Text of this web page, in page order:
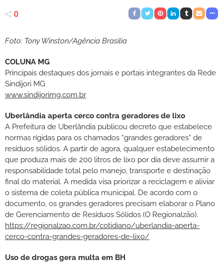
0
Foto: Tony Winston/Agência Brasília
COLUNA MG
Principais destaques dos jornais e portais integrantes da Rede
Sindijori MG
www.sindijorimg.com.br
Uberlândia aperta cerco contra geradores de lixo
A Prefeitura de Uberlândia publicou decreto que estabelece
normas rígidas para os chamados “grandes geradores” de
resíduos sólidos. A partir de agora, qualquer estabelecimento
que produza mais de 200 litros de lixo por dia deve assumir a
responsabilidade total pelo manejo, transporte e destinação
final do material. A medida visa priorizar a reciclagem e aliviar
o sistema de coleta pública municipal. De acordo com o
documento, os grandes geradores precisam elaborar o Plano
de Gerenciamento de Resíduos Sólidos (O Regionalzão).
https://regionalzao.com.br/cotidiano/uberlandia-aperta-
cerco-contra-grandes-geradores-de-lixo/
Uso de drogas gera multa em BH